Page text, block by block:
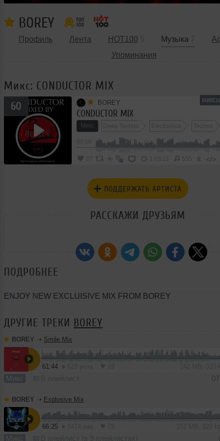
BOREY
Профиль Лента HOT100 Музыка
Упоминания
Микс: CONDUCTOR MIX
60 BOREY
CONDUCTOR MIX
Микс Deep Techno Electronica Techno
27 1:03:11 535 </>
ПОДДЕРЖАТЬ АРТИСТА
РАССКАЖИ ДРУЗЬЯМ
ПОДРОБНЕЕ
ENJOY NEW EXCLUISIVE MIX FROM BOREY
ДРУГИЕ ТРЕКИ BOREY
BOREY ➝ Smile Mix
61:44
Микс
BOREY ➝ Explosive Mix
66:25
Микс